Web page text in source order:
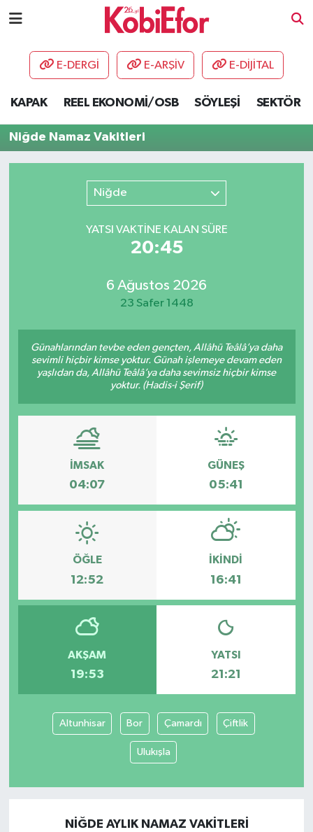
E-DERGİ E-ARŞİV E-DİJİTAL
KAPAK REEL EKONOMİ/OSB SÖYLEŞİ SEKTÖR
Niğde Namaz Vakitleri
Niğde
YATSI VAKTİNE KALAN SÜRE
20:45
6 Ağustos 2026
23 Safer 1448
Günahlarından tevbe eden gençten, Allâhü Teâlâ’ya daha
sevimli hiçbir kimse yoktur. Günah işlemeye devam eden
yaşlıdan da, Allâhü Teâlâ’ya daha sevimsiz hiçbir kimse
yoktur. (Hadis-i Şerif)
İMSAK
04:07
GÜNEŞ
05:41
ÖĞLE
12:52
İKINDI
16:41
AKŞAM
19:53
YATSI
21:21
Altunhisar Bor Çamardı Çiftlik
Ulukışla
NIĞDE AYLIK NAMAZ VAKITLERI
AKADEMİ
DESTEK-TEŞVİK
HABERLER
ŞİRKET PANO
YAŞAM